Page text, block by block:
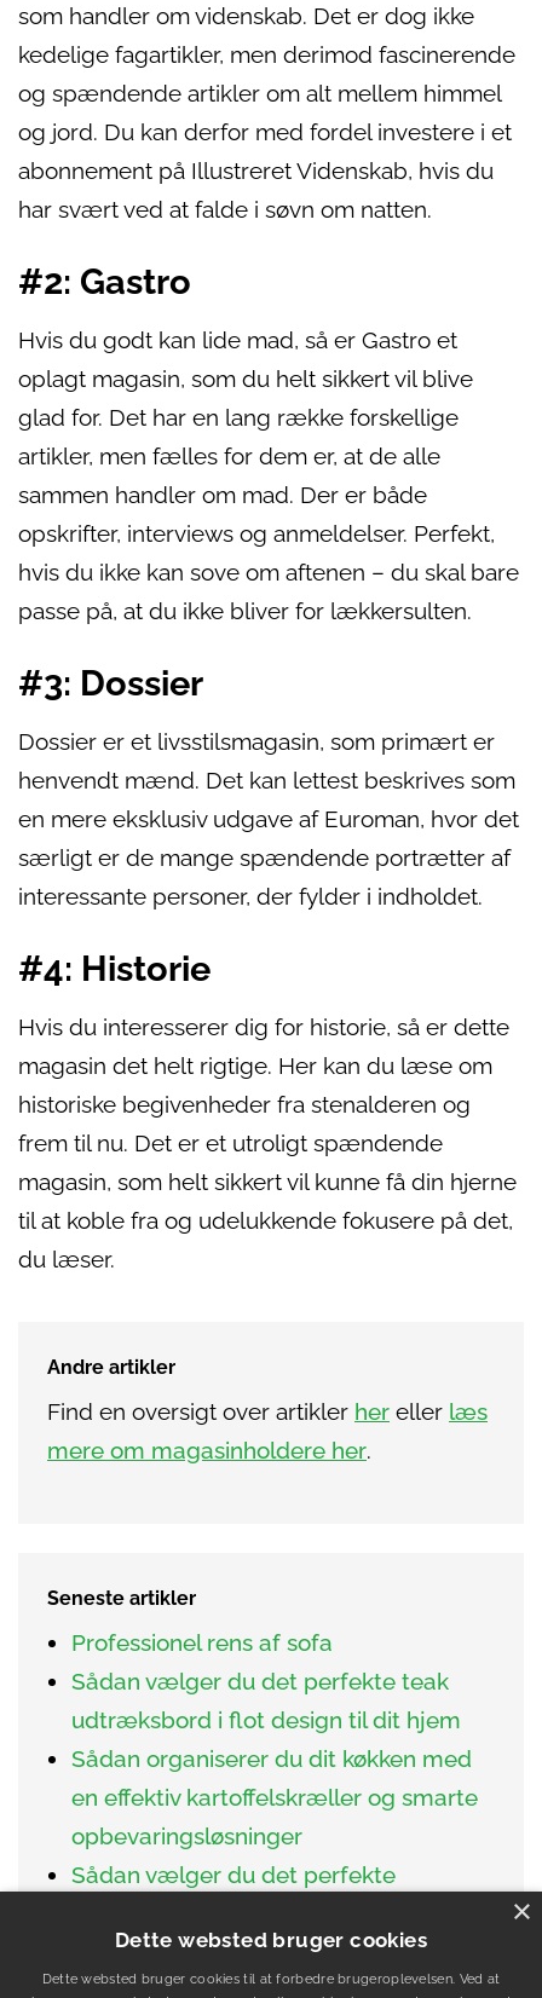
som handler om videnskab. Det er dog ikke
kedelige fagartikler, men derimod fascinerende
og spændende artikler om alt mellem himmel
og jord. Du kan derfor med fordel investere i et
abonnement på Illustreret Videnskab, hvis du
har svært ved at falde i søvn om natten.
#2: Gastro
Hvis du godt kan lide mad, så er Gastro et
oplagt magasin, som du helt sikkert vil blive
glad for. Det har en lang række forskellige
artikler, men fælles for dem er, at de alle
sammen handler om mad. Der er både
opskrifter, interviews og anmeldelser. Perfekt,
hvis du ikke kan sove om aftenen – du skal bare
passe på, at du ikke bliver for lækkersulten.
#3: Dossier
Dossier er et livsstilsmagasin, som primært er
henvendt mænd. Det kan lettest beskrives som
en mere eksklusiv udgave af Euroman, hvor det
særligt er de mange spændende portrætter af
interessante personer, der fylder i indholdet.
#4: Historie
Hvis du interesserer dig for historie, så er dette
magasin det helt rigtige. Her kan du læse om
historiske begivenheder fra stenalderen og
frem til nu. Det er et utroligt spændende
magasin, som helt sikkert vil kunne få din hjerne
til at koble fra og udelukkende fokusere på det,
du læser.
Andre artikler
Find en oversigt over artikler her eller læs
mere om magasinholdere her.
Seneste artikler
Professionel rens af sofa
Sådan vælger du det perfekte teak
udtræksbord i flot design til dit hjem
Sådan organiserer du dit køkken med
en effektiv kartoffelskræller og smarte
opbevaringsløsninger
Sådan vælger du det perfekte
hjem
4 spændende magasiner, der egner sig
Dette websted bruger cookies
Dette websted bruger cookies til at forbedre brugeroplevelsen. Ved at
×